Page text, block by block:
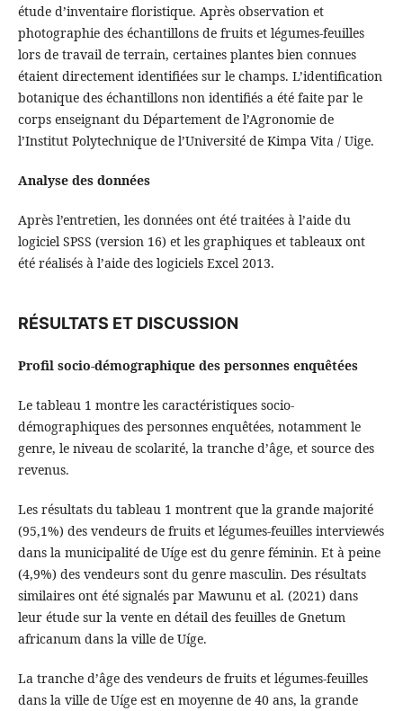
étude d’inventaire floristique. Après observation et
photographie des échantillons de fruits et légumes-feuilles
lors de travail de terrain, certaines plantes bien connues
étaient directement identifiées sur le champs. L’identification
botanique des échantillons non identifiés a été faite par le
corps enseignant du Département de l’Agronomie de
l’Institut Polytechnique de l’Université de Kimpa Vita / Uige.
Analyse des données
Après l’entretien, les données ont été traitées à l’aide du
logiciel SPSS (version 16) et les graphiques et tableaux ont
été réalisés à l’aide des logiciels Excel 2013.
RÉSULTATS ET DISCUSSION
Profil socio-démographique des personnes enquêtées
Le tableau 1 montre les caractéristiques socio-
démographiques des personnes enquêtées, notamment le
genre, le niveau de scolarité, la tranche d’âge, et source des
revenus.
Les résultats du tableau 1 montrent que la grande majorité
(95,1%) des vendeurs de fruits et légumes-feuilles interviewés
dans la municipalité de Uíge est du genre féminin. Et à peine
(4,9%) des vendeurs sont du genre masculin. Des résultats
similaires ont été signalés par Mawunu et al. (2021) dans
leur étude sur la vente en détail des feuilles de Gnetum
africanum dans la ville de Uíge.
La tranche d’âge des vendeurs de fruits et légumes-feuilles
dans la ville de Uíge est en moyenne de 40 ans, la grande